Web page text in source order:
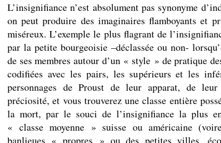
L’insignifiance n’est absolument pas synonyme
on peut produire des imaginaires flamboyants et
miséreux. L’exemple le plus flagrant de
par la petite bourgeoisie –déclassée ou non-
de ses membres autour d’un « style » de pratique
codifiées avec les pairs, les supérieurs et les
personnages de Proust de leur apparat, de
préciosité, et vous trouverez une classe entière
la mort, par le souci de l’insignifiance la plus
« classe moyenne » suisse ou américaine